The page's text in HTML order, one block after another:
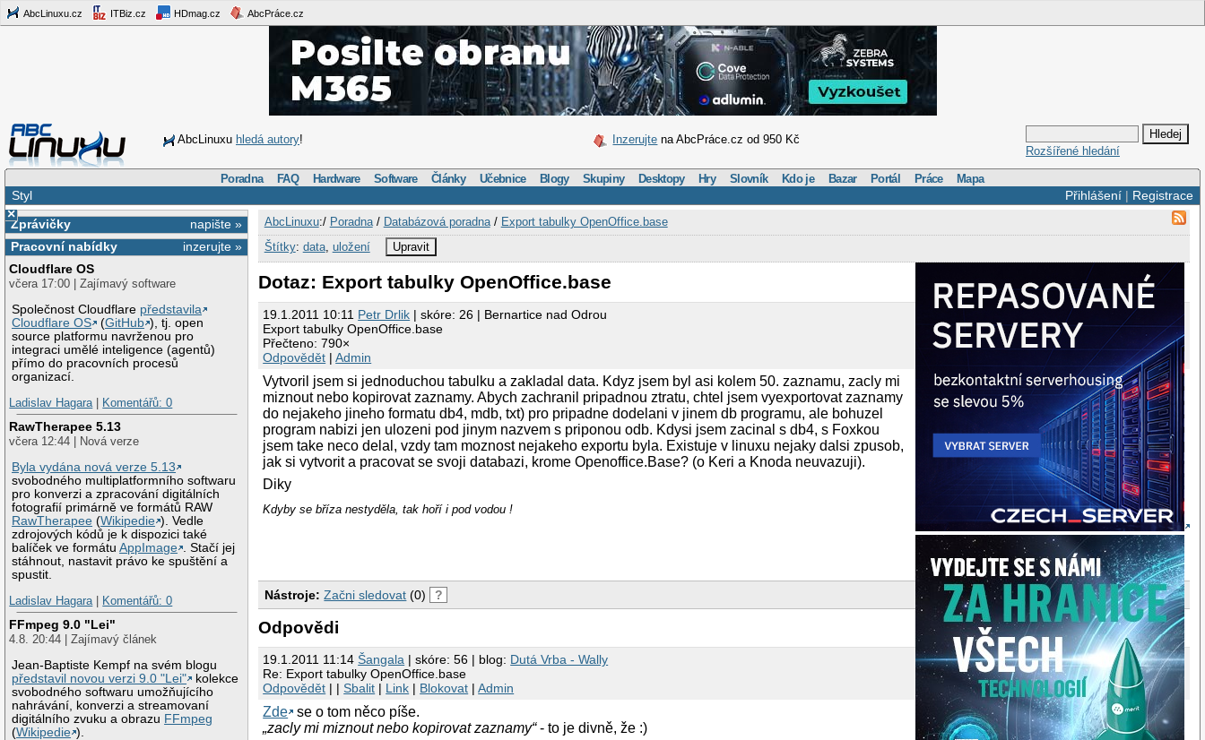
AbcLinuxu.cz ITBiz.cz HDmag.cz AbcPráce.cz
AbcLinuxu hledá autory! Inzerujte na AbcPráce.cz od 950 Kč
Rozšířené hledání
Poradna FAQ Hardware Software Články Učebnice Blogy Skupiny Desktopy Hry Slovník Kdo je Bazar Portál Práce Mapa
Přihlášení| Registrace
Styl
×
napište »
Zprávičky
inzerujte »
Pracovní nabídky
Cloudflare OS
včera 17:00 | Zajímavý software
Společnost Cloudflare představila
Cloudflare OS
(GitHub ), tj. open
source platformu navrženou pro
integraci umělé inteligence (agentů)
přímo do pracovních procesů
organizací.
Ladislav Hagara| Komentářů: 0
RawTherapee 5.13
včera 12:44 | Nová verze
Byla vydána nová verze 5.13
svobodného multiplatformního softwaru
pro konverzi a zpracování digitálních
fotografií primárně ve formátů RAW
RawTherapee (Wikipedie ). Vedle
zdrojových kódů je k dispozici také
balíček ve formátuAppImage
. Stačí jej
stáhnout, nastavit právo ke spuštění a
spustit.
Ladislav Hagara| Komentářů: 0
FFmpeg 9.0 "Lei"
4.8. 20:44 | Zajímavý článek
Jean-Baptiste Kempf na svém blogu
představil novou verzi 9.0 "Lei"
kolekce
svobodného softwaru umožňujícího
nahrávání, konverzi a streamovaní
digitálního zvuku a obrazu FFmpeg
(Wikipedie ).
AbcLinuxu:/ Poradna/ Databázová poradna/ Export tabulky OpenOffice.base
Štítky: data, uložení Upravit
Dotaz: Export tabulky OpenOffice.base
19.1.2011 10:11 Petr Drlik | skóre: 26 | Bernartice nad Odrou
Export tabulky OpenOffice.base
Přečteno: 790×
Odpovědět |Admin
Vytvoril jsem si jednoduchou tabulku a zakladal data. Kdyz jsem byl asi kolem 50. zaznamu, zacly mi
miznout nebo kopirovat zaznamy. Abych zachranil pripadnou ztratu, chtel jsem vyexportovat zaznamy
do nejakeho jineho formatu db4, mdb, txt) pro pripadne dodelani v jinem db programu, ale bohuzel
program nabizi jen ulozeni pod jinym nazvem s priponou odb. Kdysi jsem zacinal s db4, s Foxkou
jsem take neco delal, vzdy tam moznost nejakeho exportu byla. Existuje v linuxu nejaky dalsi zpusob,
jak si vytvorit a pracovat se svoji databazi, krome Openoffice.Base? (o Keri a Knoda neuvazuji).
Diky
Kdyby se bříza nestyděla, tak hoří i pod vodou !
Nástroje: Začni sledovat (0) ?
Odpovědi
19.1.2011 11:14Šangala | skóre: 56 | blog: Dutá Vrba - Wally
Re: Export tabulky OpenOffice.base
Odpovědět | |Sbalit | Link | Blokovat |Admin
Zde se o tom něco píše.
„zacly mi miznout nebo kopirovat zaznamy“- to je divně, že :)